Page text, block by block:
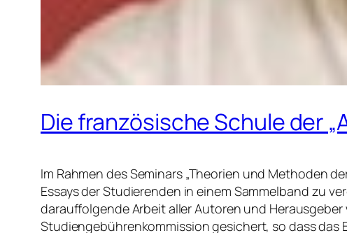
Die französische Schule der
Im Rahmen des Seminars „Theorien und Methoden
Essays der Studierenden in einem Sammelband zu
darauffolgende Arbeit aller Autoren und
Studiengebührenkommission gesichert, so dass das